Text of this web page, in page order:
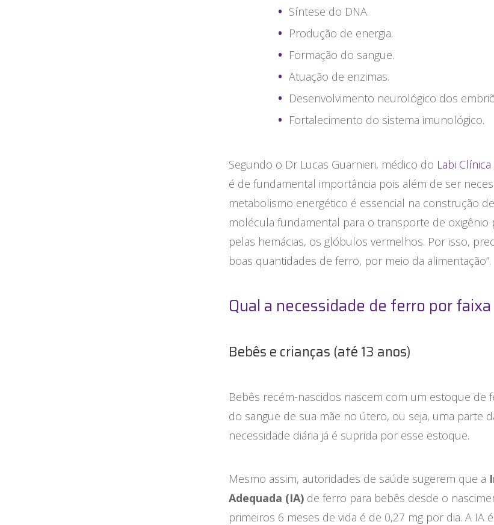
Síntese do DNA.
Produção de energia.
Formação do sangue.
Atuação de enzimas.
Desenvolvimento neurológico dos
Fortalecimento do sistema imunológico.
Segundo o Dr Lucas Guarnieri, médico do Labi
é de fundamental importância pois além de ser
metabolismo energético é essencial na construção
molécula fundamental para o transporte de oxigênio
pelas hemácias, os glóbulos vermelhos. Por isso,
boas quantidades de ferro, por meio da alimentação”.
Qual a necessidade de ferro por
Bebês e crianças (até 13 anos)
Bebês recém-nascidos nascem com um estoque de
do sangue de sua mãe no útero, ou seja, uma parte
necessidade diária já é suprida por esse estoque.
Mesmo assim, autoridades de saúde sugerem que a
Adequada (IA) de ferro para bebês desde o
primeiros 6 meses de vida é de 0,27 mg por dia. A IA